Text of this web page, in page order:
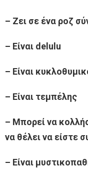
– Ζει σε ένα ροζ
– Είναι delulu
– Είναι
– Είναι τεμπέλης
– Μπορεί να
να θέλει να είστε
– Είναι